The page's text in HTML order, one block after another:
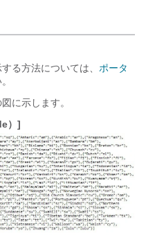
る方法については、 ポータ
に示します。
）]